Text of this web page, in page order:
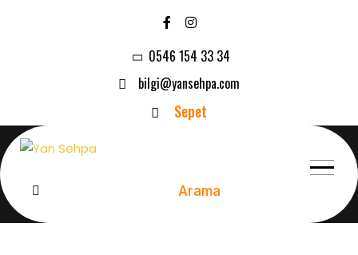
0546 154 33 34
bilgi@yansehpa.com
Sepet
Arama